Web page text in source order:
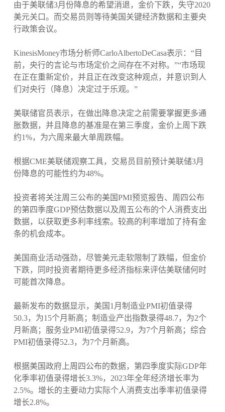
由于美联储3月份降息的希望消退，金价下跌，失守2020
美元关口。而交易员则等待美国关键经济数据和主要央
行政策会议。
KinesisMoney市场分析师CarloAlbertoDeCasa表示：“目
前，央行的言论与市场定价之间存在不对称。”“市场现
在正在重新定价，并且正在改变这种观点，并意识到人
们对央行（降息）决定过于乐观。”
美联储官员表示，在做出降息决定之前需要掌握更多通
胀数据，并且降息的基准是在第三季度，金价上周下跌
约1%，为六周来最大单周跌幅。
根据CME美联储观察工具，交易员目前预计美联储3月
份降息的可能性约为48%。
投资者将关注周三公布的美国PMI预览报告、周四公布
的第四季度GDP预估数据以及周五公布的个人消费支出
数据，以获取更多利率线索。较高的利率增加了持有金
条的机会成本。
美国商业活动强劲，尽管美元走软限制了跌幅，但金价
下跌，同时投资者期待更多经济指标来评估美联储何时
可能首次降息。
最新发布的数据显示，美国1月制造业PMI初值录得
50.3，为15个月新高；制造业产出指数录得48.7，为2个
月新高；服务业PMI初值录得52.9，为7个月新高；综合
PMI初值录得52.3，为7个月新高。
根据美国政府上周四公布的数据，第四季度实际GDP年
化季率初值录得增长3.3%，2023年全年经济增长率为
2.5%。增长的主要动力实际个人消费支出季率初值录得
增长2.8%。